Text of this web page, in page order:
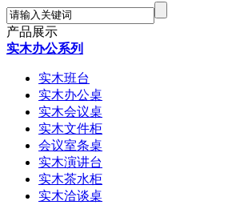
产品展示
实木办公系列
实木班台
实木办公桌
实木会议桌
实木文件柜
会议室条桌
实木演讲台
实木茶水柜
实木洽谈桌